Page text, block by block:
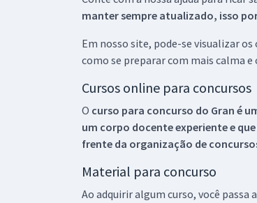
manter sempre atualizado, isso
Em nosso site, pode-se visualizar
como se preparar com mais calma
Cursos online para concursos
O curso para concurso do Gran é
um corpo docente experiente e
frente da organização de
Material para concurso
Ao adquirir algum curso, você